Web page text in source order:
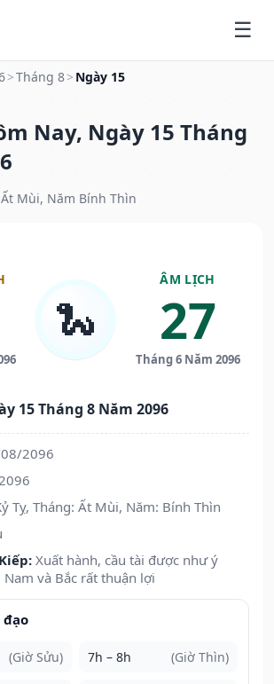
>Tháng 8> Ngày 15
Nay, Ngày 15 Tháng
Mùi, Năm Bính Thìn
🐍
ÂM LỊCH
27
Tháng 6 Năm 2096
15 Tháng 8 Năm 2096
2096
Tỵ, Tháng: Ất Mùi, Năm: Bính Thìn
Xuất hành, cầu tài được như ý
và Bắc rất thuận lợi
(Giờ Sửu) 7h – 8h (Giờ Thìn)